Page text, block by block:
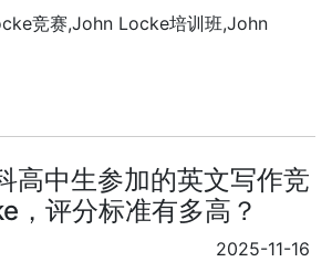
竞赛,John Locke培训班,John
高中生参加的英文写作竞
，评分标准有多高？
2025-11-16